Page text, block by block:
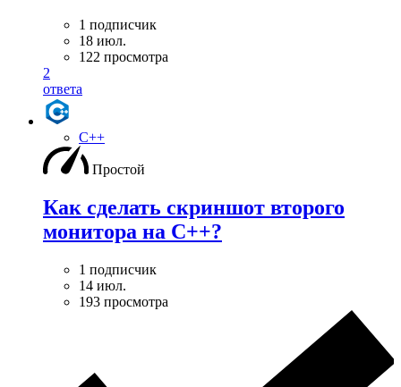
1 подписчик
18 июл.
122 просмотра
2
ответа
C++
Простой
Как сделать скриншот второго
монитора на С++?
1 подписчик
14 июл.
193 просмотра